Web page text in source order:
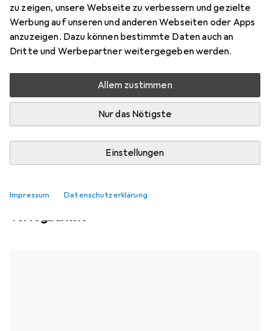
zu zeigen, unsere Webseite zu verbessern und gezielte
Werbung auf unseren und anderen Webseiten oder Apps
anzuzeigen. Dazu können bestimmte Daten auch an
Dritte und Werbepartner weitergegeben werden.
Allem zustimmen
Nur das Nötigste
Einstellungen
Impressum Datenschutzerklärung
Aktuell nicht lieferbar
Benachrichtigen, wenn lieferbar
Vergleichen Merken
Kostenloser Versand ab 30,– i
Ähnliche Produkte mit besserer
Verfügbarkeit